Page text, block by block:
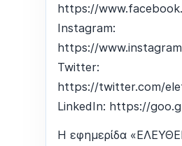
https://
Instagram:
https://
Twitter:
https://twitter.com/
LinkedIn: https://
Η εφημερίδα